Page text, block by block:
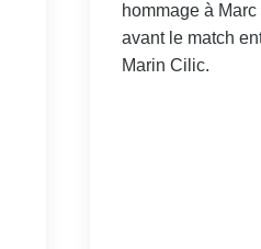
hommage à
avant le match
Marin Cilic.